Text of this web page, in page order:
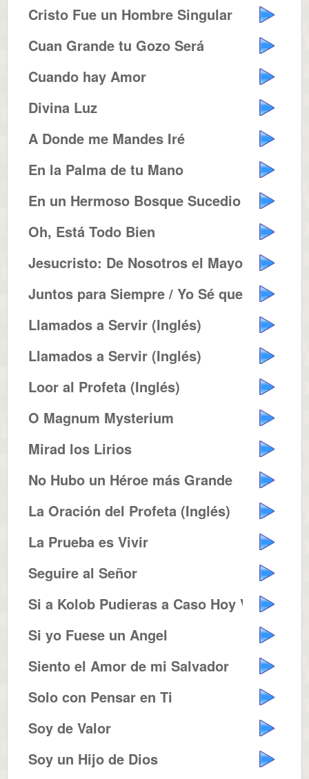
Cristo Fue un Hombre Singular
Cuan Grande tu Gozo Será
Cuando hay Amor
Divina Luz
A Donde me Mandes Iré
En la Palma de tu Mano
En un Hermoso Bosque Sucedio
Oh, Está Todo Bien
Jesucristo: De Nosotros el Mayor
Juntos para Siempre / Yo Sé que...
Llamados a Servir (Inglés)
Llamados a Servir (Inglés)
Loor al Profeta (Inglés)
O Magnum Mysterium
Mirad los Lirios
No Hubo un Héroe más Grande
La Oración del Profeta (Inglés)
La Prueba es Vivir
Seguire al Señor
Si a Kolob Pudieras a Caso Hoy V...
Si yo Fuese un Angel
Siento el Amor de mi Salvador
Solo con Pensar en Ti
Soy de Valor
Soy un Hijo de Dios